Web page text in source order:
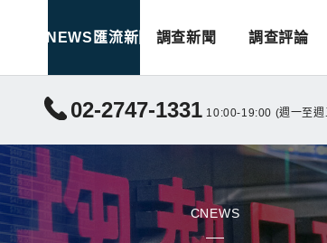
CNEWS匯流新聞 調查新聞 調查評論
02-2747-1331 10:00-19:00 (週一至週
CNEWS